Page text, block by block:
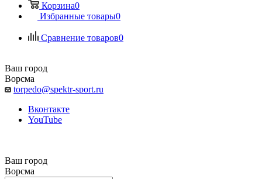
Корзина0
Избранные товары0
Сравнение товаров0
Ваш город
Ворсма
torpedo@spektr-sport.ru
Вконтакте
YouTube
Ваш город
Ворсма